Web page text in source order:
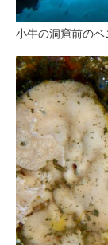
小牛の洞窟前のベ